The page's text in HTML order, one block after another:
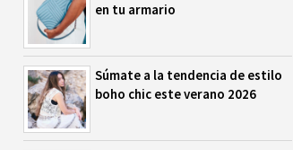
en tu armario
Súmate a la tendencia de estilo
boho chic este verano 2026